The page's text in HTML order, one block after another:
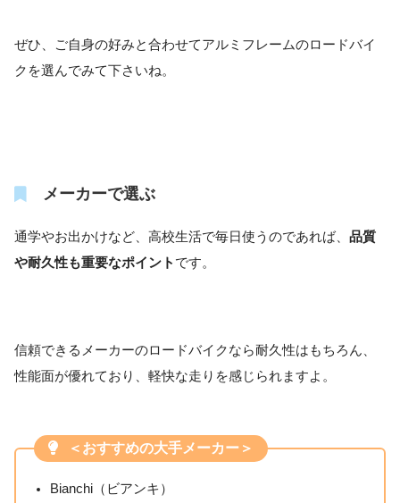
ぜひ、ご自身の好みと合わせてアルミフレームのロードバイ
クを選んでみて下さいね。
メーカーで選ぶ
通学やお出かけなど、高校生活で毎日使うのであれば、 品質
や耐久性も重要なポイント です。
信頼できるメーカーのロードバイクなら耐久性はもちろん、
性能面が優れており、軽快な走りを感じられますよ。
＜おすすめの大手メーカー＞
Bianchi（ビアンキ）